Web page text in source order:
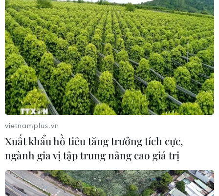
Xung đột tại Trung Đông: Israel bác kế hoạch giải
giáp Hamas tại Dải Gaza
09/08/2026 14:11
vietnamplus.vn
Xuất khẩu hồ tiêu tăng trưởng tích cực,
ngành gia vị tập trung nâng cao giá trị